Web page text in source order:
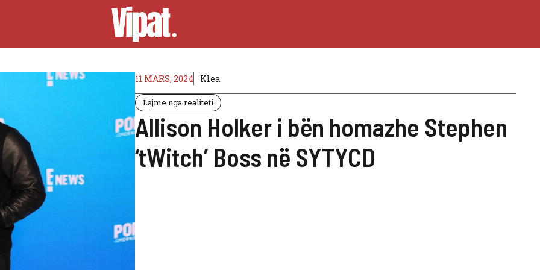
11 MARS, 2024 Klea
Lajme nga realiteti
Allison Holker i bën homazhe Stephen
‘tWitch’ Boss në SYTYCD